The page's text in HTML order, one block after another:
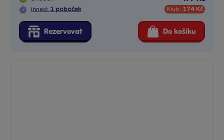
Ihned: 1 poboček Klub: 174 Kč
Rezervovat Do košíku